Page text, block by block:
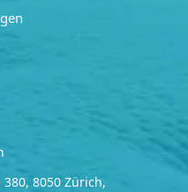
8050 Zürich,